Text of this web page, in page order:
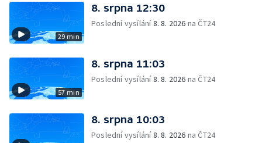
29 min
8. srpna 12:30
Poslední vysílání8. 8. 2026 na ČT24
57 min
8. srpna 11:03
Poslední vysílání8. 8. 2026 na ČT24
8. srpna 10:03
Poslední vysílání8. 8. 2026 na ČT24